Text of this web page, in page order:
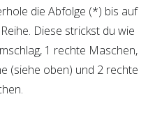
die Abfolge (*) bis auf
Diese strickst du wie
1 rechte Maschen,
(siehe oben) und 2 rechte